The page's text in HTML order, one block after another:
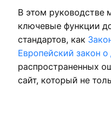
В этом
ключевые функции
стандартов, как
Европейский закон о
распространенных
сайт, который не